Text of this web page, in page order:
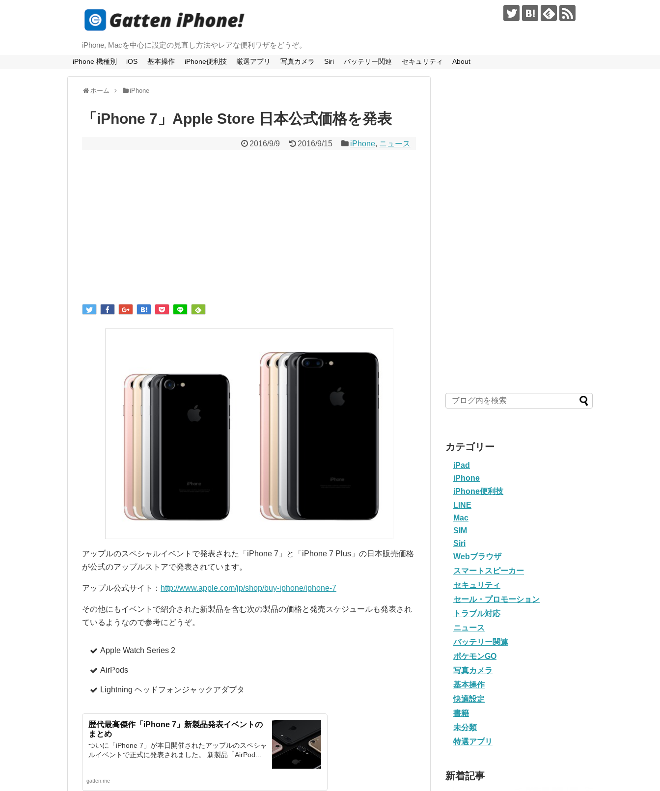
iPhone, Macを中心に設定の見直し方法やレアな便利ワザをどうぞ。
iPhone 機種別 iOS 基本操作 iPhone便利技 厳選アプリ 写真カメラ Siri バッテリー関連 セキュリティ About
ホーム iPhone
「iPhone 7」Apple Store 日本公式価格を発表
2016/9/9 2016/9/15 iPhone, ニュース
アップルのスペシャルイベントで発表された「iPhone 7」と「iPhone 7 Plus」の日本販売価格
が公式のアップルストアで発表されています。
アップル公式サイト： http://www.apple.com/jp/shop/buy-iphone/iphone-7
その他にもイベントで紹介された新製品を含む次の製品の価格と発売スケジュールも発表され
ているようなので参考にどうぞ。
Apple Watch Series 2
AirPods
Lightning ヘッドフォンジャックアダプタ
歴代最高傑作「iPhone 7」新製品発表イベントの
まとめ
ついに「iPhone 7」が本日開催されたアップルのスペシャ
ルイベントで正式に発表されました。 新製品「AirPod...
gatten.me
カテゴリー
iPad
iPhone
iPhone便利技
LINE
Mac
SIM
Siri
Webブラウザ
スマートスピーカー
セキュリティ
セール・プロモーション
トラブル対応
ニュース
バッテリー関連
ポケモンGO
写真カメラ
基本操作
快適設定
書籍
未分類
特選アプリ
新着記事